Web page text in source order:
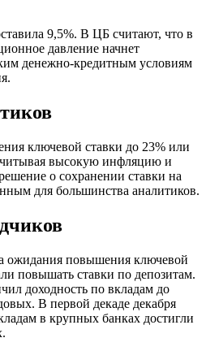
9,5%. В ЦБ считают, что в
давление начнет
денежно-кредитным условиям
.
ключевой ставки до 23% или
высокую инфляцию и
о сохранении ставки на
для большинства аналитиков.
ожидания повышения ключевой
повышать ставки по депозитам.
доходность по вкладам до
В первой декаде декабря
в крупных банках достигли
.